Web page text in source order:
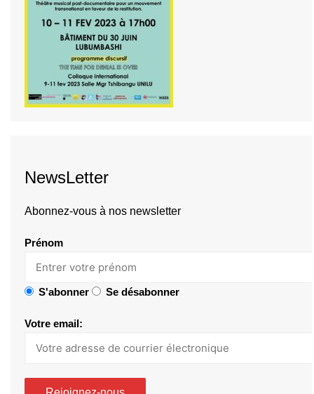
NewsLetter
Abonnez-vous à nos newsletter
Prénom
S'abonner Se désabonner
Votre email: